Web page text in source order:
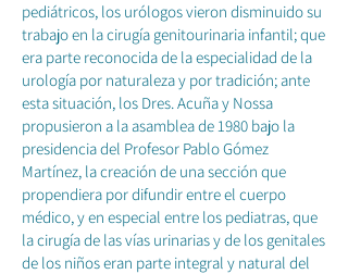
pediátricos, los urólogos vieron disminuido su
trabajo en la cirugía genitourinaria infantil; que
era parte reconocida de la especialidad de la
urología por naturaleza y por tradición; ante
esta situación, los Dres. Acuña y Nossa
propusieron a la asamblea de 1980 bajo la
presidencia del Profesor Pablo Gómez
Martínez, la creación de una sección que
propendiera por difundir entre el cuerpo
médico, y en especial entre los pediatras, que
la cirugía de las vías urinarias y de los genitales
de los niños eran parte integral y natural del